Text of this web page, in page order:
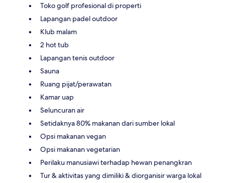
Toko golf profesional di properti
Lapangan padel outdoor
Klub malam
2 hot tub
Lapangan tenis outdoor
Sauna
Ruang pijat/perawatan
Kamar uap
Seluncuran air
Setidaknya 80% makanan dari sumber lokal
Opsi makanan vegan
Opsi makanan vegetarian
Perilaku manusiawi terhadap hewan penangkran
Tur & aktivitas yang dimiliki & diorganisir warga lokal